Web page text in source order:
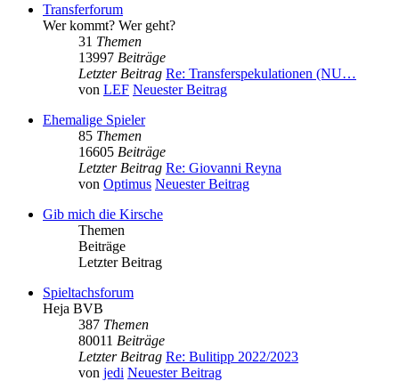
Transferforum
Wer kommt? Wer geht?
31 Themen
13997 Beiträge
Letzter Beitrag Re: Transferspekulationen (NU…
von LEF Neuester Beitrag
Ehemalige Spieler
85 Themen
16605 Beiträge
Letzter Beitrag Re: Giovanni Reyna
von Optimus Neuester Beitrag
Gib mich die Kirsche
Themen
Beiträge
Letzter Beitrag
Spieltachsforum
Heja BVB
387 Themen
80011 Beiträge
Letzter Beitrag Re: Bulitipp 2022/2023
von jedi Neuester Beitrag